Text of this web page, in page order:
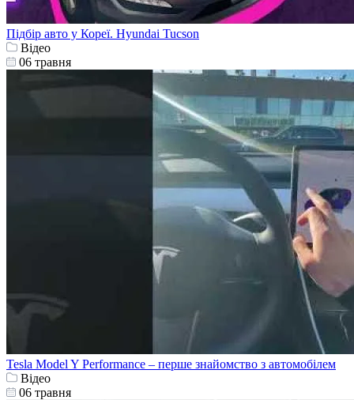
Підбір авто у Кореї. Hyundai Tucson
Відео
06 травня
Tesla Model Y Performance – перше знайомство з автомобілем
Відео
06 травня